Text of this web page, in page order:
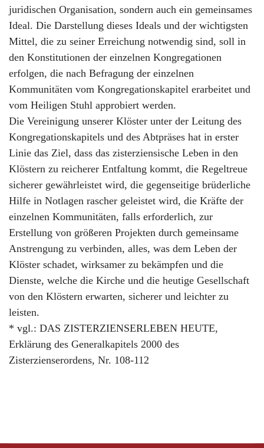
juridischen Organisation, sondern auch ein gemeinsames
Ideal. Die Darstellung dieses Ideals und der wichtigsten
Mittel, die zu seiner Erreichung notwendig sind, soll in
den Konstitutionen der einzelnen Kongregationen
erfolgen, die nach Befragung der einzelnen
Kommunitäten vom Kongregationskapitel erarbeitet und
vom Heiligen Stuhl approbiert werden.
Die Vereinigung unserer Klöster unter der Leitung des
Kongregationskapitels und des Abtpräses hat in erster
Linie das Ziel, dass das zisterziensische Leben in den
Klöstern zu reicherer Entfaltung kommt, die Regeltreue
sicherer gewährleistet wird, die gegenseitige brüderliche
Hilfe in Notlagen rascher geleistet wird, die Kräfte der
einzelnen Kommunitäten, falls erforderlich, zur
Erstellung von größeren Projekten durch gemeinsame
Anstrengung zu verbinden, alles, was dem Leben der
Klöster schadet, wirksamer zu bekämpfen und die
Dienste, welche die Kirche und die heutige Gesellschaft
von den Klöstern erwarten, sicherer und leichter zu
leisten.
* vgl.: DAS ZISTERZIENSERLEBEN HEUTE,
Erklärung des Generalkapitels 2000 des
Zisterzienserordens, Nr. 108-112